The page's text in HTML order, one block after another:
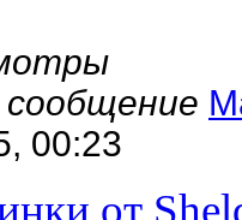
00:23
от